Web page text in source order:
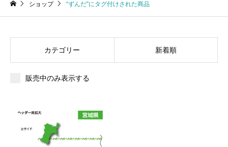
ショップ “ずんだ”にタグ付けされた商品
カテゴリー 新着順
販売中のみ表示する